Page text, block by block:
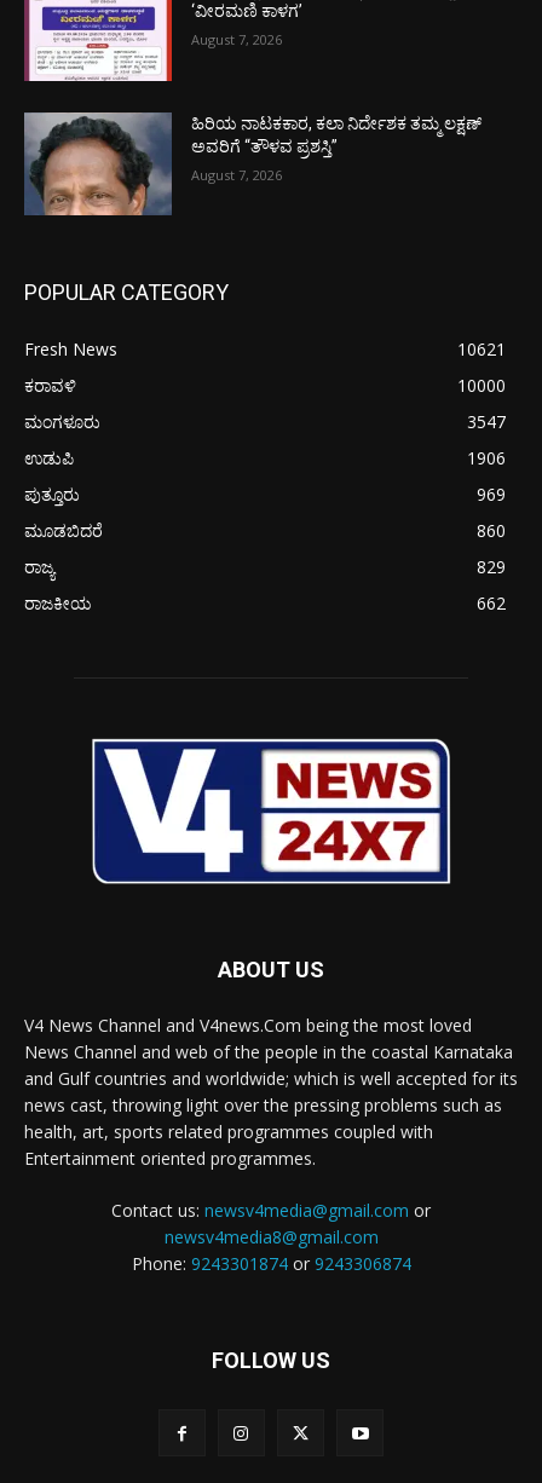
‘ವೀರಮಣಿ ಕಾಳಗ’
August 7, 2026
ಹಿರಿಯ ನಾಟಕಕಾರ, ಕಲಾ ನಿರ್ದೇಶಕ ತಮ್ಮ ಲಕ್ಷಣ್
ಅವರಿಗೆ “ತೌಳವ ಪ್ರಶಸ್ತಿ”
August 7, 2026
POPULAR CATEGORY
Fresh News
10621
ಕರಾವಳಿ
10000
ಮಂಗಳೂರು
3547
ಉಡುಪಿ
1906
ಪುತ್ತೂರು
969
ಮೂಡಬಿದರೆ
860
ರಾಜ್ಯ
829
ರಾಜಕೀಯ
662
ABOUT US
V4 News Channel and V4news.Com being the most loved
News Channel and web of the people in the coastal Karnataka
and Gulf countries and worldwide; which is well accepted for its
news cast, throwing light over the pressing problems such as
health, art, sports related programmes coupled with
Entertainment oriented programmes.
Contact us: newsv4media@gmail.com or
newsv4media8@gmail.com
Phone: 9243301874or 9243306874
FOLLOW US